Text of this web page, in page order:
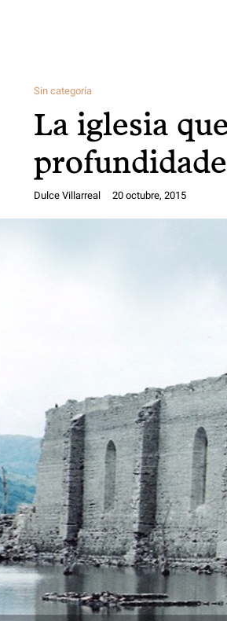
Sin categoría
La iglesia
Dulce Villarreal 20 octubre, 2015